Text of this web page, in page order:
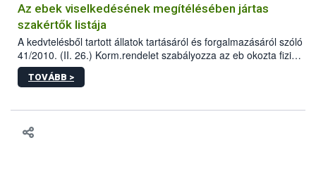
Az ebek viselkedésének megítélésében jártas
szakértők listája
A kedvtelésből tartott állatok tartásáról és forgalmazásáról szóló
41/2010. (II. 26.) Korm.rendelet szabályozza az eb okozta fizikai
sérülés, illetve ennek veszélye keletkezésekor felmerülő
hatósági feladatokat, valamint a veszélyes eb tartását és annak
vonni az ebek viselkedésének megítélésében jártas szakértőt.
TOVÁBB >